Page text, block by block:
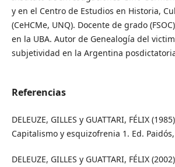
y en el Centro de Estudios en Historia,
(CeHCMe, UNQ). Docente de grado
en la UBA. Autor de Genealogía del
subjetividad en la Argentina
Referencias
DELEUZE, GILLES y GUATTARI, FÉLIX
Capitalismo y esquizofrenia 1. Ed.
DELEUZE, GILLES y GUATTARI, FÉLIX